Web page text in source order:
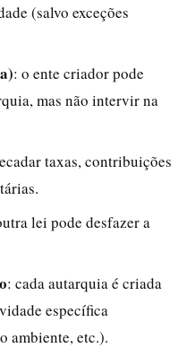
(salvo exceções
: o ente criador pode
mas não intervir na
taxas, contribuições
lei pode desfazer a
: cada autarquia é criada
específica
ambiente, etc.).